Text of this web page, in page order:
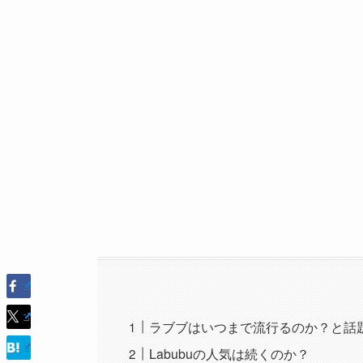
ラブブはいつまで流行るのか？と話
Labubuの人気は続くのか？